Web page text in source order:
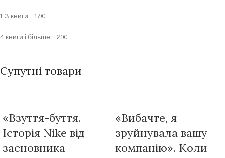
1-3 книги – 17€
4 книги і більше – 21€
Супутні товари
«Взуття-буття.
Історія Nike від
засновника
«Вибачте, я
зруйнувала вашу
компанію». Коли